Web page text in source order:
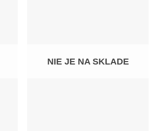
NIE JE NA SKLADE